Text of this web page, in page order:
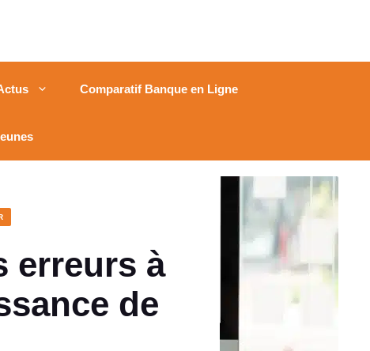
Comparatif Banque en Ligne
erreurs à
de